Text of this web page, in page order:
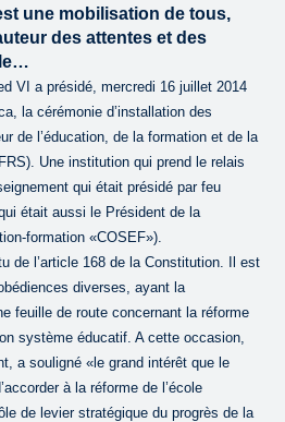
une mobilisation de tous,
des attentes et des
VI a présidé, mercredi 16 juillet 2014
la cérémonie d’installation des
de l’éducation, de la formation et de la
Une institution qui prend le relais
qui était présidé par feu
était aussi le Président de la
formation «COSEF»).
de l’article 168 de la Constitution. Il est
diverses, ayant la
feuille de route concernant la réforme
système éducatif. A cette occasion,
a souligné «le grand intérêt que le
à la réforme de l’école
de levier stratégique du progrès de la